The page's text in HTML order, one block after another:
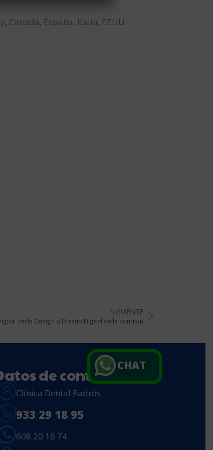
Canadá, España, Italia, EEUU.
SIGUIENTE
Smile Design o Diseño Digital de la sonrisa)
de contacto
Clínica Dental Padrós
933 29 18 95
608 20 16 74
CHAT